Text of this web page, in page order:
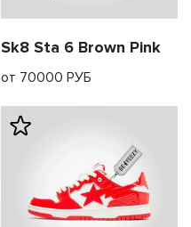
Sk8 Sta 6 Brown Pink
от 70000 РУБ